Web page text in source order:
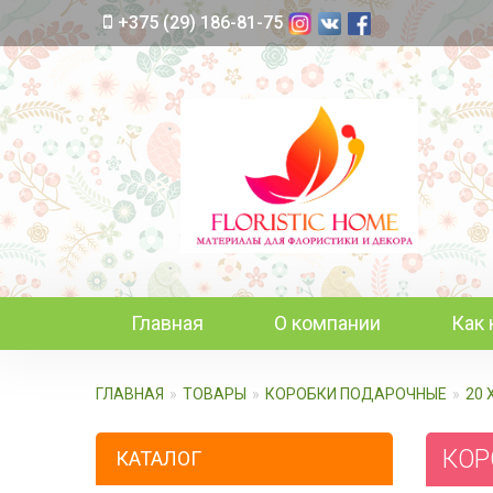
+375 (29) 186-81-75
Главная О компании Как
ГЛАВНАЯ ТОВАРЫ КОРОБКИ ПОДАРОЧНЫЕ 20
КАТАЛОГ